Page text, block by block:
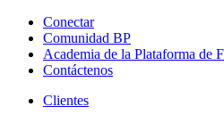
Conectar
Comunidad BP
Academia de la Plataforma de
Contáctenos
Clientes